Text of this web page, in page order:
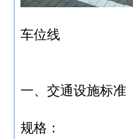
车位线
一、交通设施标准
规格：